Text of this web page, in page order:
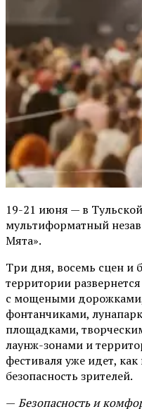
19-21 июня — в
мультиформатный
Мята».
Три дня, восемь сцен и
территории
с мощеными
фонтанчиками,
площадками,
лаунж-зонами и
фестиваля уже идет,
безопасность зрителей.
— Безопасность и